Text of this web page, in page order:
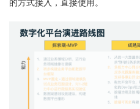
的方式接入，直接使用。